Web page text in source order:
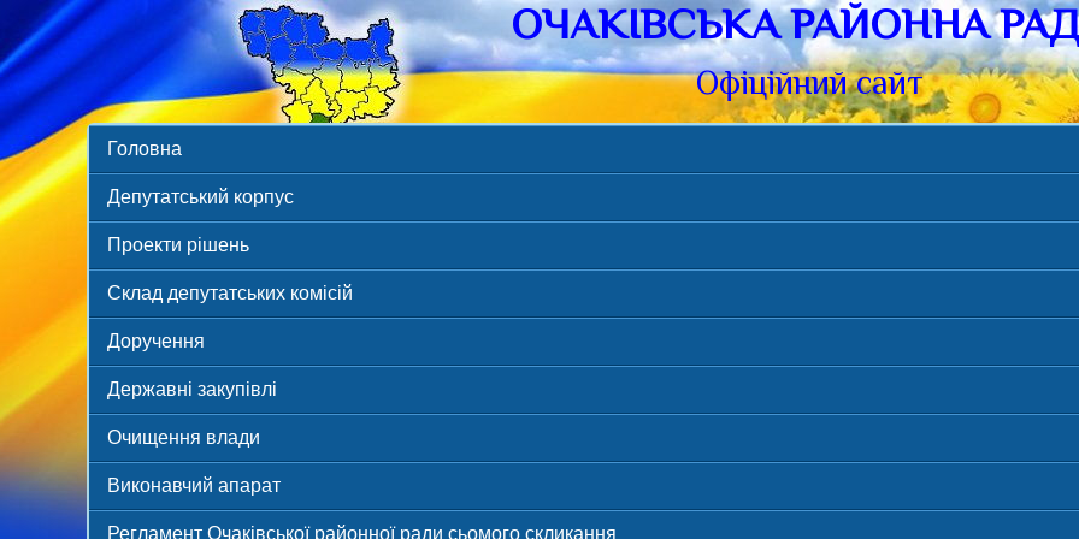
ОЧАКIВСЬКА РАЙОННА
Офiцiйний сайт
Головна
Депутатський корпус
Проекти рішень
Склад депутатських комісій
Доручення
Державні закупівлі
Очищення влади
Виконавчий апарат
Регламент Очаківської районної ради сьомого скликання